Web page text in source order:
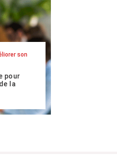
LIRE L'ARTICLE COMPLET
son
pour
la
en tirer
délibér...